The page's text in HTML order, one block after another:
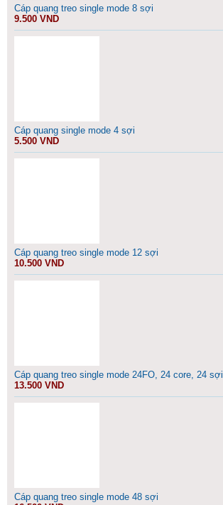
Cáp quang treo single mode 8 sợi
9.500 VND
Cáp quang single mode 4 sợi
5.500 VND
Cáp quang treo single mode 12 sợi
10.500 VND
Cáp quang treo single mode 24FO, 24 core, 24 sợi
13.500 VND
Cáp quang treo single mode 48 sợi